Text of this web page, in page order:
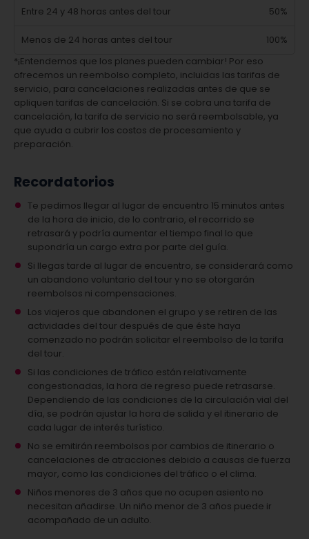
Entre 24 y 48 horas antes del tour 50%
Menos de 24 horas antes del tour
100%
*¡Entendemos que los planes pueden cambiar! Por eso
ofrecemos un reembolso completo, incluidas las tarifas de
servicio, para cancelaciones realizadas antes de que se
apliquen tarifas de cancelación. Si se cobra una tarifa de
cancelación, la tarifa de servicio no será reembolsable, ya
que ayuda a cubrir los costos de procesamiento y
preparación.
Recordatorios
Te pedimos llegar al lugar de encuentro 15 minutos antes
de la hora de inicio, de lo contrario, el recorrido se
retrasará y podría aumentar el tiempo final lo que
supondría un cargo extra por parte del guía.
Si llegas tarde al lugar de encuentro, se considerará como
un abandono voluntario del tour y no se otorgarán
reembolsos ni compensaciones.
Los viajeros que abandonen el grupo y se retiren de las
actividades del tour después de que éste haya
comenzado no podrán solicitar el reembolso de la tarifa
del tour.
Si las condiciones de tráfico están relativamente
congestionadas, la hora de regreso puede retrasarse.
Dependiendo de las condiciones de la circulación vial del
día, se podrán ajustar la hora de salida y el itinerario de
cada lugar de interés turístico.
No se emitirán reembolsos por cambios de itinerario o
cancelaciones de atracciones debido a causas de fuerza
mayor, como las condiciones del tráfico o el clima.
Niños menores de 3 años que no ocupen asiento no
necesitan añadirse. Un niño menor de 3 años puede ir
acompañado de un adulto.